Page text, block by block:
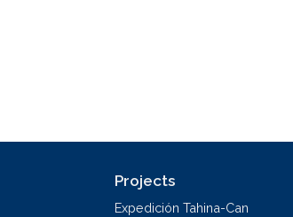
Projects
Expedición Tahina-Can